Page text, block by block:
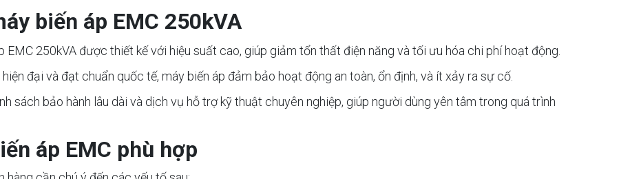
biến áp EMC 250kVA
EMC 250kVA được thiết kế với hiệu suất cao, giúp giảm tổn thất điện năng và tối ưu hóa chi phí hoạt động.
hiện đại và đạt chuẩn quốc tế, máy biến áp đảm bảo hoạt động an toàn, ổn định, và ít xảy ra sự cố.
sách bảo hành lâu dài và dịch vụ hỗ trợ kỹ thuật chuyên nghiệp, giúp người dùng yên tâm trong quá trình
áp EMC phù hợp